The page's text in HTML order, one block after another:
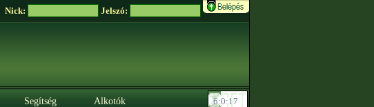
Nick: Jelszó:
Segítség Alkotók